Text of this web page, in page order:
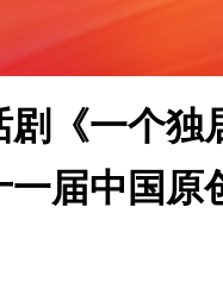
《一个独
届中国原